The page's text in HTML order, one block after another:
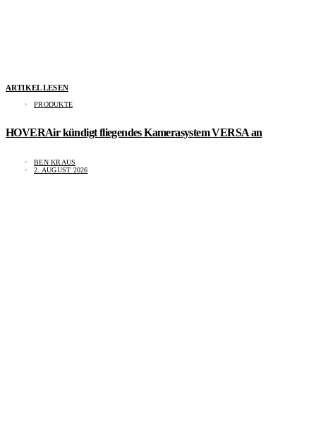
ARTIKEL LESEN
PRODUKTE
HOVERAir kündigt fliegendes Kamerasystem VERSA an
BEN KRAUS
2. AUGUST 2026